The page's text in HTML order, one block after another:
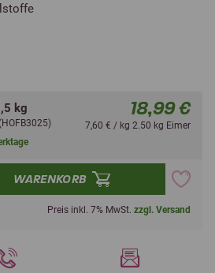
kg 18,99 €
7,60 € / kg 2.50 kg Eimer
WARENKORB
Preis inkl. 7% MwSt. zzgl. Versand